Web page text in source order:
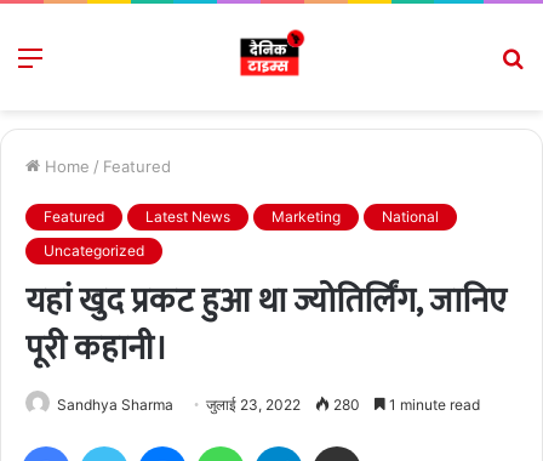
Menu
Home / Featured
Featured Latest News Marketing
National
Uncategorized
यहां खुद प्रकट हुआ था ज्योतिर्लिंग, जानिए
पूरी कहानी।
Sandhya Sharma जुलाई 23, 2022 280 1 minute read
FacebookTwitter MessengerWhatsAppTelegram